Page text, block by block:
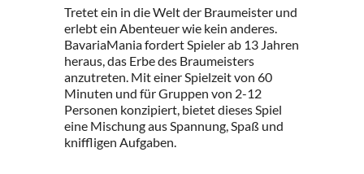
Tretet ein in die Welt der Braumeister und
erlebt ein Abenteuer wie kein anderes.
BavariaMania fordert Spieler ab 13 Jahren
heraus, das Erbe des Braumeisters
anzutreten. Mit einer Spielzeit von 60
Minuten und für Gruppen von 2-12
Personen konzipiert, bietet dieses Spiel
eine Mischung aus Spannung, Spaß und
kniffligen Aufgaben.